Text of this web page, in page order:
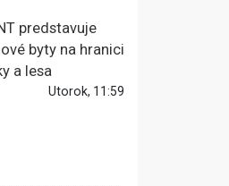
predstavuje
byty na hranici
a lesa
Utorok, 11:59